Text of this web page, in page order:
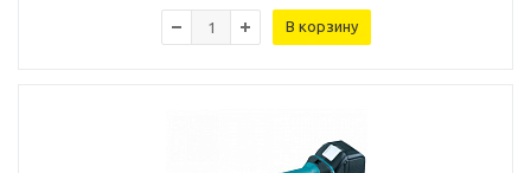
В корзину